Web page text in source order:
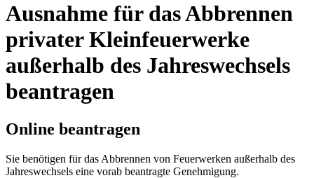
Ausnahme für das Abbrennen
privater Kleinfeuerwerke
außerhalb des Jahreswechsels
beantragen
Online beantragen
Sie benötigen für das Abbrennen von Feuerwerken außerhalb des
Jahreswechsels eine vorab beantragte Genehmigung.